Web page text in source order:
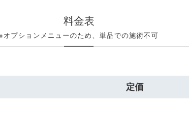
料金表
オプションメニューのため、単品での施術不可
定価